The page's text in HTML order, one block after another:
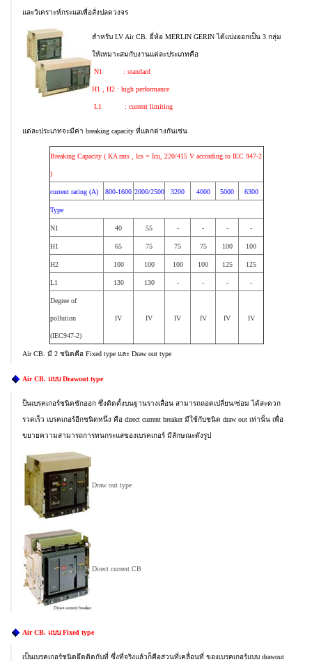
และวิเคราะห์กระแสเพื่อสั่งปลดวงจร
สำหรับ LV Air CB. ยี่ห้อ MERLIN GERIN ได้แบ่งออกเป็น 3 กลุ่ม
ให้เหมาะสมกับงานแต่ละประเภทคือ
N1 : standard
H1 , H2 : high performance
L1 : current limiting
แต่ละประเภทจะมีค่า breaking capacity ที่แตกต่างกันเช่น
Breaking Capacity ( KA rms , Ics = Icu, 220/415 V according to IEC 947-2
)
current rating (A) 800-1600 2000/2500 3200 4000 5000 6300
Type
N1 40 55 - - - -
H1 65 75 75 75 100 100
H2 100 100 100 100 125 125
L1 130 130 - - - -
Degree of
pollution
(IEC947-2)
IV IV IV IV IV IV
Air CB. มี 2 ชนิดคือ Fixed type และ Draw out type
Air CB. แบบ Drawout type
ป็นเบรคเกอร์ชนิดชักออก ซึ่งติดตั้งบนฐานรางเลื่อน สามารถถอดเปลี่ยน/ซ่อม ได้สะดวก
รวดเร็ว เบรคเกอร์อีกชนิดหนึ่ง คือ direct current breaker มีใช้กับชนิด draw out เท่านั้น เพื่อ
ขยายความสามารถการทนกระแสของเบรคเกอร์ มีลักษณะดังรูป
Draw out type
Direct current CB
Air CB. แบบ Fixed type
เป็นเบรคเกอร์ชนิดยึดติดกับที่ ซึ่งที่จริงแล้วก็คือส่วนที่เคลื่อนที่ ของเบรคเกอร์แบบ drawout